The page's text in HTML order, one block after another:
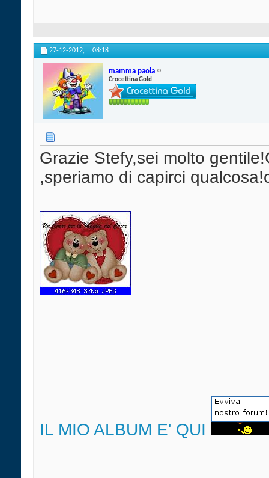
27-12-2012, 08:18
mamma paola
Crocettina Gold
Grazie Stefy,sei molto
,speriamo di capirci
IL MIO ALBUM E' QUI